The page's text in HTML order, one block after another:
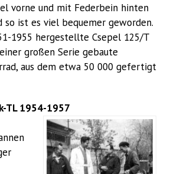
vorne und mit Federbein hinten
so ist es viel bequemer geworden.
1955 hergestellte Csepel 125/T
großen Serie gebaute
aus dem etwa 50 000 gefertigt
TL 1954-1957